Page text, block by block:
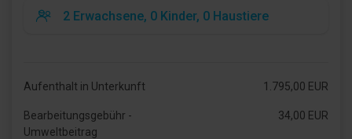
Aufenthalt in Unterkunft 1.795,00 EUR
Bearbeitungsgebühr -
Umweltbeitrag
34,00 EUR